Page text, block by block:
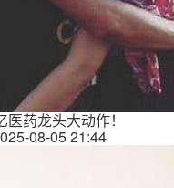
药龙头大动作！
08-05 21:44